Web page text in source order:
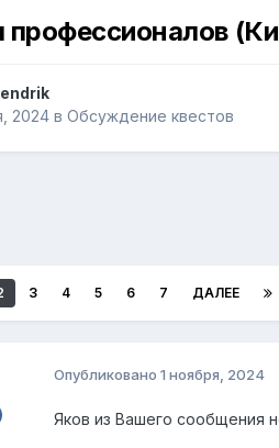
профессионалов
2024 в Обсуждение квестов
3 4 5 6 7 ДАЛЕЕ
Опубликовано 1 ноября, 2024
Яков из Вашего сообщения